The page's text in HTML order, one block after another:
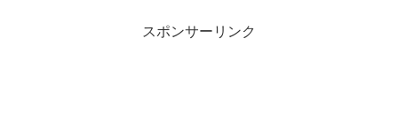
スポンサーリンク